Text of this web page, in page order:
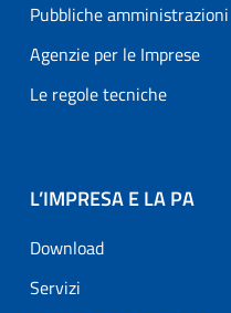
Pubbliche amministrazioni
Agenzie per le Imprese
Le regole tecniche
L’IMPRESA E LA PA
Download
Servizi